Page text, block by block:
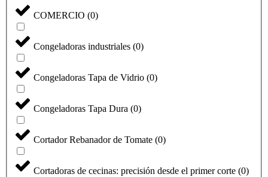
COMERCIO (0)
Congeladoras industriales (0)
Congeladoras Tapa de Vidrio (0)
Congeladoras Tapa Dura (0)
Cortador Rebanador de Tomate (0)
Cortadoras de cecinas: precisión desde el primer corte (0)